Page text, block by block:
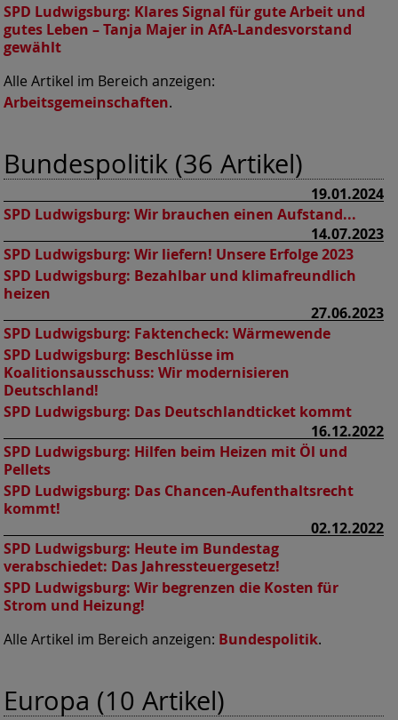
SPD Ludwigsburg: Klares Signal für gute Arbeit und
gutes Leben – Tanja Majer in AfA-Landesvorstand
gewählt
Alle Artikel im Bereich anzeigen:
Arbeitsgemeinschaften.
Bundespolitik (36 Artikel)
19.01.2024
SPD Ludwigsburg: Wir brauchen einen Aufstand...
14.07.2023
SPD Ludwigsburg: Wir liefern! Unsere Erfolge 2023
SPD Ludwigsburg: Bezahlbar und klimafreundlich
heizen
27.06.2023
SPD Ludwigsburg: Faktencheck: Wärmewende
SPD Ludwigsburg: Beschlüsse im
Koalitionsausschuss: Wir modernisieren
Deutschland!
SPD Ludwigsburg: Das Deutschlandticket kommt
16.12.2022
SPD Ludwigsburg: Hilfen beim Heizen mit Öl und
Pellets
SPD Ludwigsburg: Das Chancen-Aufenthaltsrecht
kommt!
02.12.2022
SPD Ludwigsburg: Heute im Bundestag
verabschiedet: Das Jahressteuergesetz!
SPD Ludwigsburg: Wir begrenzen die Kosten für
Strom und Heizung!
Alle Artikel im Bereich anzeigen: Bundespolitik.
Europa (10 Artikel)